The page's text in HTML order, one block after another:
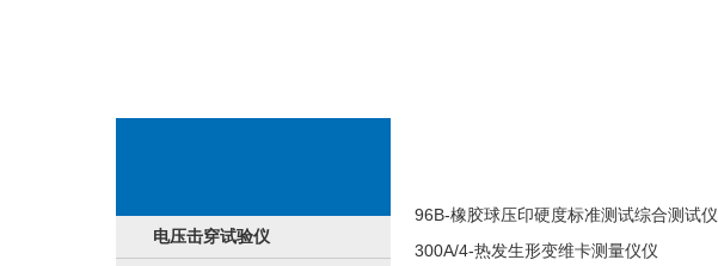
电压击穿试验仪
96B-橡胶球压印硬度标准测试综合测试仪
300A/4-热发生形变维卡测量仪仪